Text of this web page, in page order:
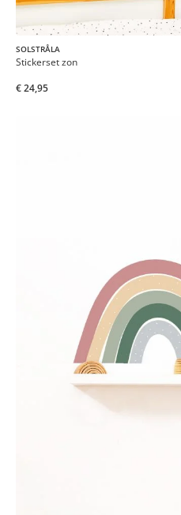
SOLSTRÅLA
Stickerset zon
€ 24,95